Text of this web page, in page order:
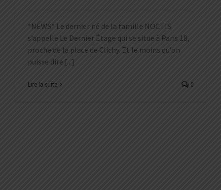
*NEWS* Le dernier né de la famille NOCTIS
s’appelle Le Dernier Étage qui se situe à Paris 18,
proche de la place de Clichy. Et le moins qu’on
puisse dire [...]
Lire la suite 0